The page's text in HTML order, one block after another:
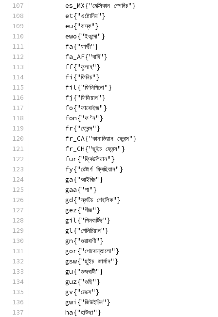
        es_MX{"মেক্সিকান স্পেনিচ"}
        et{"এষ্টোনিয়"}
        eu{"বাস্ক"}
        ewo{"ইওন্দো"}
        fa{"ফাৰ্ছী"}
        fa_AF{"দাৰি"}
        ff{"ফুলাহ"}
        fi{"ফিনিচ"}
        fil{"ফিলিপিনো"}
        fj{"ফিজিয়ান"}
        fo{"ফাৰোইজ"}
        fon{"ফ’ন"}
        fr{"ফ্ৰেন্স"}
        fr_CA{"কানাডিয়ান ফ্ৰেন্স"}
        fr_CH{"ছুইচ ফ্ৰেন্স"}
        fur{"ফ্ৰিউলিয়ান"}
        fy{"ৱেষ্টাৰ্ণ ফ্ৰিছিয়ান"}
        ga{"আইৰিচ"}
        gaa{"গা"}
        gd{"স্কটিচ গেইলিক"}
        gez{"গীজ"}
        gil{"গিলবাৰ্টিছ"}
        gl{"গেলিচিয়ান"}
        gn{"গুৱাৰাণী"}
        gor{"গোৰোন্তালো"}
        gsw{"ছুইচ জাৰ্মান"}
        gu{"গুজৰাটী"}
        guz{"গুছি"}
        gv{"মেংক্স"}
        gwi{"জিউইচিন"}
        ha{"হাউছা"}